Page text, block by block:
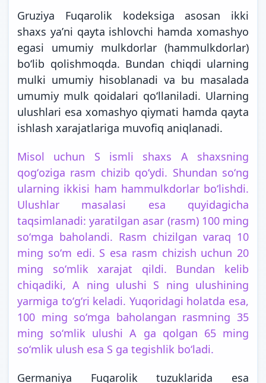
Gruziya Fuqarolik kodeksiga asosan ikki
shaxs yaʼni qayta ishlovchi hamda xomashyo
egasi umumiy mulkdorlar (hammulkdorlar)
boʻlib qolishmoqda. Bundan chiqdi ularning
mulki umumiy hisoblanadi va bu masalada
umumiy mulk qoidalari qoʻllaniladi. Ularning
ulushlari esa xomashyo qiymati hamda qayta
ishlash xarajatlariga muvofiq aniqlanadi.
Misol uchun S ismli shaxs A shaxsning
qogʻoziga rasm chizib qoʻydi. Shundan soʻng
ularning ikkisi ham hammulkdorlar boʻlishdi.
Ulushlar masalasi esa quyidagicha
taqsimlanadi: yaratilgan asar (rasm) 100 ming
soʻmga baholandi. Rasm chizilgan varaq 10
ming soʻm edi. S esa rasm chizish uchun 20
ming soʻmlik xarajat qildi. Bundan kelib
chiqadiki, A ning ulushi S ning ulushining
yarmiga toʻgʻri keladi. Yuqoridagi holatda esa,
100 ming soʻmga baholangan rasmning 35
ming soʻmlik ulushi A ga qolgan 65 ming
soʻmlik ulush esa S ga tegishlik boʻladi.
Germaniya Fuqarolik tuzuklarida esa